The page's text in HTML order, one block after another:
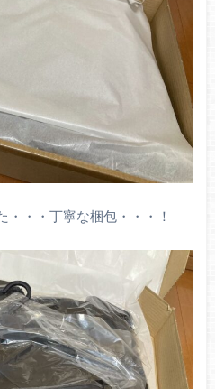
・・・丁寧な梱包・・・！